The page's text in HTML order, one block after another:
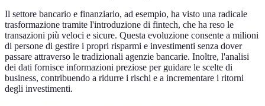
Il settore bancario e finanziario, ad esempio, ha visto una radicale
trasformazione tramite l'introduzione di fintech, che ha reso le
transazioni più veloci e sicure. Questa evoluzione consente a milioni
di persone di gestire i propri risparmi e investimenti senza dover
passare attraverso le tradizionali agenzie bancarie. Inoltre, l'analisi
dei dati fornisce informazioni preziose per guidare le scelte di
business, contribuendo a ridurre i rischi e a incrementare i ritorni
degli investimenti.